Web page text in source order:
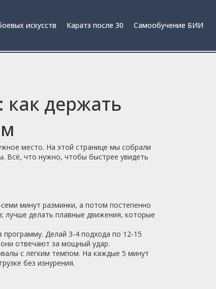
искусств Каратэ после 30 Самообучение БИИ
держать
место. На этой странице мы собрали
Всё, что нужно, чтобы быстрее увидеть
минут разминки, а потом постепенно
лучше делать плавные движения, которые
Делай 3‑4 подхода по 12‑15
отвечают за мощный удар.
с лёгким темпом. На каждые 5 минут
без изнурения.